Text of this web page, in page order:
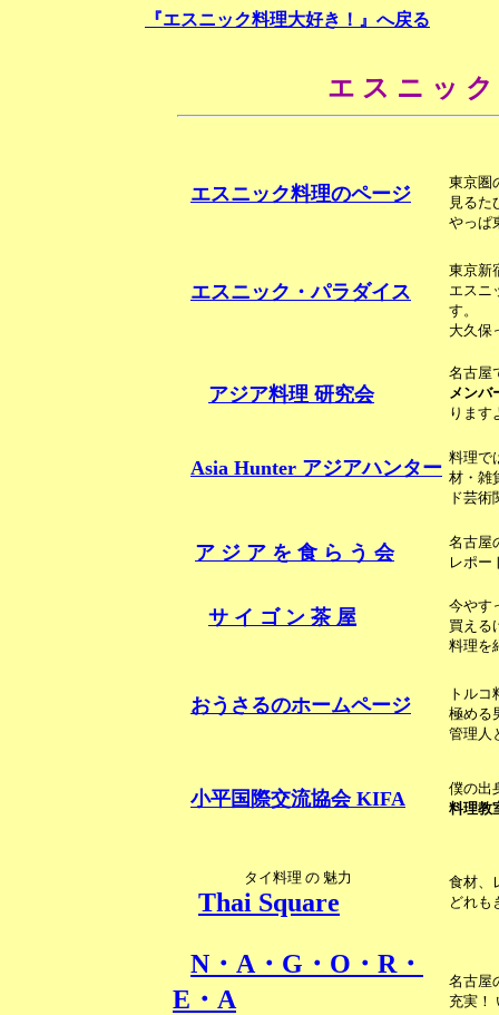
『エスニック料理大好き！』へ戻る
エ ス ニ ッ
エスニック料理のページ
東京圏
見るた
やっぱ
エスニック・パラダイス
東京新
エスニ
す。
大久保
アジア料理 研究会
名古屋
メンバ
ります
Asia Hunter アジアハンター 料理で
材・雑
ド芸
ア ジ ア を 食 ら う 会
名古屋
レポー
サ イ ゴ ン 茶 屋
今やす
買える
料理を
おうさるのホームページ
トル
極める
管理人
小平国際交流協会 KIFA
僕の出
料理教
タイ料理 の 魅力
Thai Square
食材、
どれも
N・A・G・O・R・
E・A
名古屋
充実！